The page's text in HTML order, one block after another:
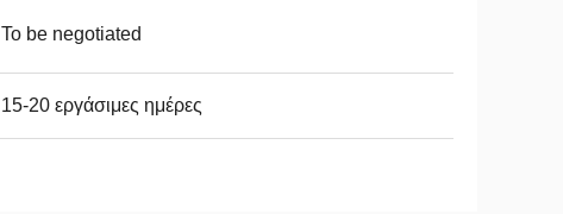
To be negotiated
15-20 εργάσιμες ημέρες